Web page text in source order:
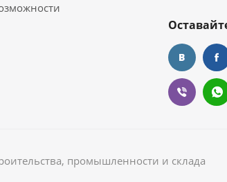
промышленности и склада